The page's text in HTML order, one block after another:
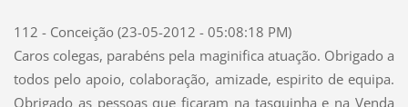
112 - Conceição (23-05-2012 - 05:08:18 PM)
Caros colegas, parabéns pela maginifica atuação. Obrigado a
todos pelo apoio, colaboração, amizade, espirito de equipa.
Obrigado as pessoas que ficaram na tasquinha e na Venda